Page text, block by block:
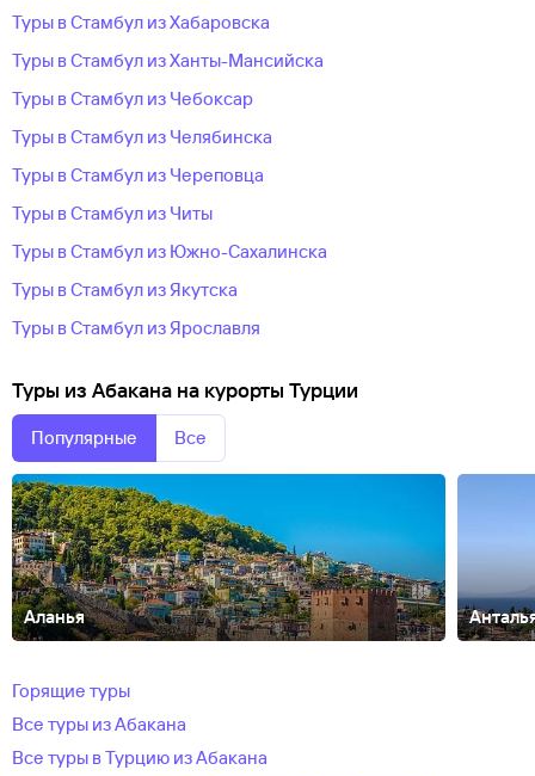
Туры в Стамбул из Хабаровска
Туры в Стамбул из Ханты-Мансийска
Туры в Стамбул из Чебоксар
Туры в Стамбул из Челябинска
Туры в Стамбул из Череповца
Туры в Стамбул из Читы
Туры в Стамбул из Южно-Сахалинска
Туры в Стамбул из Якутска
Туры в Стамбул из Ярославля
Туры из Абакана на курорты Турции
Популярные Все
Аланья
Горящие туры
Все туры из Абакана
Все туры в Турцию из Абакана